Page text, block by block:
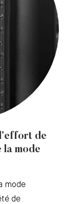
de
mode
mode
de